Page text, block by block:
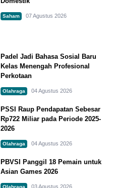
Saham 07 Agustus 2026
Padel Jadi Bahasa Sosial Baru
Kelas Menengah Profesional
Perkotaan
Olahraga 04 Agustus 2026
PSSI Raup Pendapatan Sebesar
Rp722 Miliar pada Periode 2025-
2026
Olahraga 04 Agustus 2026
PBVSI Panggil 18 Pemain untuk
Asian Games 2026
Olahraga 03 Agustus 2026